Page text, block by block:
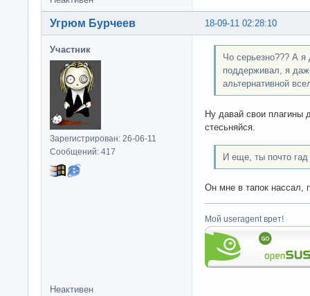
18-09-11 02:28:10
Угрюм Бурчеев
Участник
Зарегистрирован: 26-06-11
Сообщений: 417
Чо серьезно??? А
поддерживал, я
альтернативной
Ну давай свои плагины
стесьняйся.
И еще, ты почто
Он мне в тапок нассал,
Мой useragent врет!
Неактивен